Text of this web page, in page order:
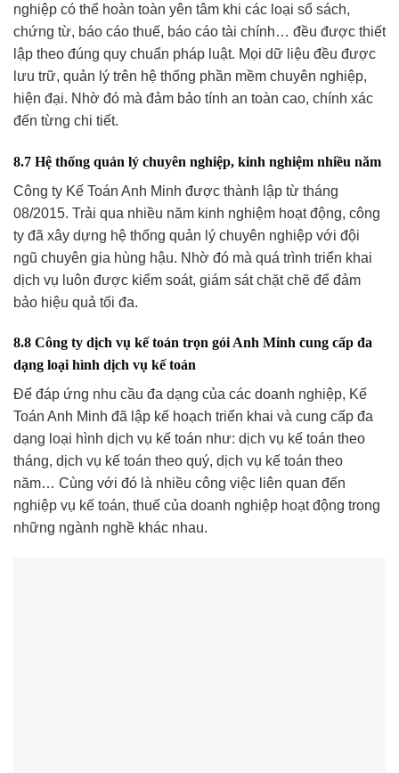
nghiệp có thể hoàn toàn yên tâm khi các loại sổ sách,
chứng từ, báo cáo thuế, báo cáo tài chính… đều được thiết
lập theo đúng quy chuẩn pháp luật. Mọi dữ liệu đều được
lưu trữ, quản lý trên hệ thống phần mềm chuyên nghiệp,
hiện đại. Nhờ đó mà đảm bảo tính an toàn cao, chính xác
đến từng chi tiết.
8.7 Hệ thống quản lý chuyên nghiệp, kinh nghiệm nhiều năm
Công ty Kế Toán Anh Minh được thành lập từ tháng
08/2015. Trải qua nhiều năm kinh nghiệm hoạt động, công
ty đã xây dựng hệ thống quản lý chuyên nghiệp với đội
ngũ chuyên gia hùng hậu. Nhờ đó mà quá trình triển khai
dịch vụ luôn được kiểm soát, giám sát chặt chẽ để đảm
bảo hiệu quả tối đa.
8.8 Công ty dịch vụ kế toán trọn gói Anh Minh cung cấp đa
dạng loại hình dịch vụ kế toán
Để đáp ứng nhu cầu đa dạng của các doanh nghiệp, Kế
Toán Anh Minh đã lập kế hoạch triển khai và cung cấp đa
dạng loại hình dịch vụ kế toán như: dịch vụ kế toán theo
tháng, dịch vụ kế toán theo quý, dịch vụ kế toán theo
năm… Cùng với đó là nhiều công việc liên quan đến
nghiệp vụ kế toán, thuế của doanh nghiệp hoạt động trong
những ngành nghề khác nhau.